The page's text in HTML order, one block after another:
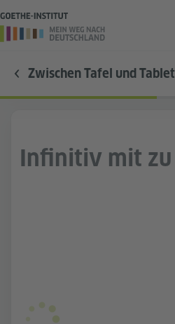
Zwischen Tafel und Tablet
Infinitiv mit zu